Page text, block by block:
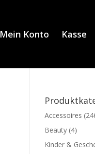
Mein Konto Kasse
Accessoires
Beauty (4)
Kinder &